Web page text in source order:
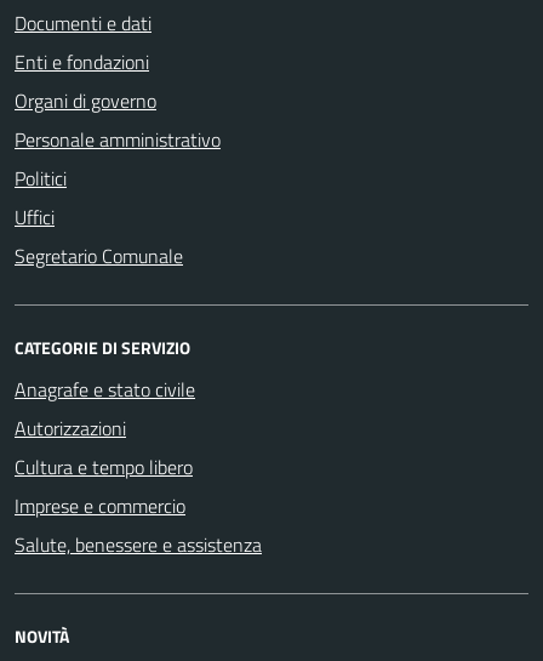
Documenti e dati
Enti e fondazioni
Organi di governo
Personale amministrativo
Politici
Uffici
Segretario Comunale
CATEGORIE DI SERVIZIO
Anagrafe e stato civile
Autorizzazioni
Cultura e tempo libero
Imprese e commercio
Salute, benessere e assistenza
NOVITÀ